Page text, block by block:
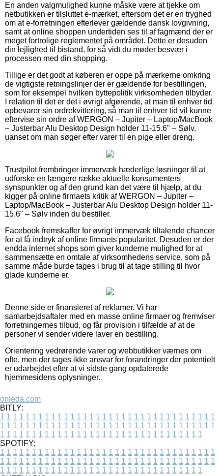
En anden valgmulighed kunne måske være at tjekke om
netbutikken er tilsluttet e-mærket, eftersom det er en tryghed
om at e-forretningen efterlever gældende dansk lovgivning,
samt at online shoppen undertiden ses til af fagmænd der er
meget fortrolige reglementet på området. Dette er desuden
din lejlighed til bistand, for så vidt du møder besvær i
processen med din shopping.
Tillige er det godt at køberen er oppe på mærkerne omkring
de vigtigste retningslinjer der er gældende for bestillingen,
som for eksempel hvilken byttepolitik virksomheden tilbyder.
I relation til det er det i øvrigt afgørende, at man til enhver tid
opbevarer sin ordrekvittering, så man til enhver tid vil kunne
eftervise sin ordre af WERGON – Jupiter – Laptop/MacBook
– Justerbar Alu Desktop Design holder 11-15.6" – Sølv,
uanset om man søger efter varer til en pige eller dreng.
Trustpilot frembringer immervæk hæderlige løsninger til at
udforske en længere række aktuelle konsumenters
synspunkter og af den grund kan det være til hjælp, at du
kigger på online firmaets kritik af WERGON – Jupiter –
Laptop/MacBook – Justerbar Alu Desktop Design holder 11-
15.6" – Sølv inden du bestiller.
Facebook fremskaffer for øvrigt immervæk tiltalende chancer
for at få indtryk af online firmaets popularitet. Desuden er der
endda internet shops som giver kunderne mulighed for at
sammensætte en omtale af virksomhedens service, som på
samme måde burde tages i brug til at tage stilling til hvor
glade kunderne er.
Denne side er finansieret af reklamer. Vi har
samarbejdsaftaler med en masse online firmaer og fremviser
forretningernes tilbud, og får provision i tilfælde af at de
personer vi sender videre laver en bestilling.
Orientering vedrørende varer og webbutikker værnes om
ofte, men der tages ikke ansvar for forandringer der potentielt
er udarbejdet efter at vi sidste gang opdaterede
hjemmesidens oplysninger.
onleda.com
BITLY:
1 1 1 1 1 1 1 1 1 1 1 1 1 1 1 1 1 1 1 1 1 1 1 1 1 1 1 1 1 1 1 1 1 1
1 1 1 1 1 1 1 1 1 1 1 1 1 1 1 1 1 1 1 1 1 1 1 1 1 1 1 1 1 1 1 1 1 1
1 1 1 1 1 1 1 1 1 1 1 1 1 1 1 1 1 1 1 1 1 1 1 1 1 1 1 1 1 1 1 1
SPOTIFY:
1 1 1 1 1 1 1 1 1 1 1 1 1 1 1 1 1 1 1 1 1 1 1 1 1 1 1 1 1 1 1 1 1 1
1 1 1 1 1 1 1 1 1 1 1 1 1 1 1 1 1 1 1 1 1 1 1 1 1 1 1 1 1 1 1 1 1 1
1 1 1 1 1 1 1 1 1 1 1 1 1 1 1 1 1 1 1 1 1 1 1 1 1 1 1 1 1 1 1 1